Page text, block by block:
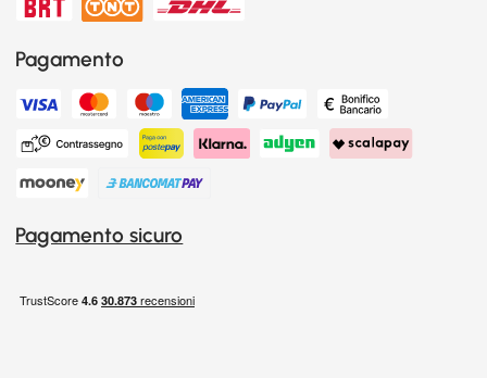
Pagamento
Pagamento sicuro